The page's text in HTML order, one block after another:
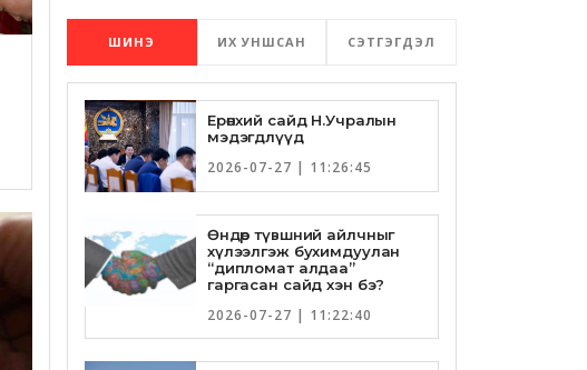
ШИНЭ ИХ УНШСАН СЭТГЭГДЭЛ
Ерөнхий сайд Н.Учралын
мэдэгдлүүд
2026-07-27 | 11:26:45
Өндөр түвшний айлчныг
хүлээлгэж бухимдуулан
“дипломат алдаа”
гаргасан сайд хэн бэ?
2026-07-27 | 11:22:40